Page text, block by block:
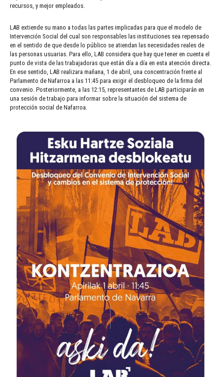
recursos, y mejor empleados.
LAB extiende su mano a todas las partes implicadas para que el modelo de
Intervención Social del cual son responsables las instituciones sea repensado
en el sentido de que desde lo público se atiendan las necesidades reales de
las personas usuarias. Para ello, LAB considera que hay que tener en cuenta el
punto de vista de las trabajadoras que están día a día en esta atención directa.
En ese sentido, LAB realizara mañana, 1 de abril, una concentración frente al
Parlamento de Nafarroa a las 11:45 para exigir el desbloqueo de la firma del
convenio. Posteriormente, a las 12:15, representantes de LAB participarán en
una sesión de trabajo para informar sobre la situación del sistema de
protección social de Nafarroa.